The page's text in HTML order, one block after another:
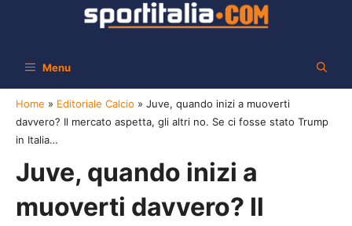
Menu
Home » Editoriale Calcio » Juve, quando inizi a muoverti
davvero? Il mercato aspetta, gli altri no. Se ci fosse stato Trump
in Italia…
Juve, quando inizi a
muoverti davvero? Il